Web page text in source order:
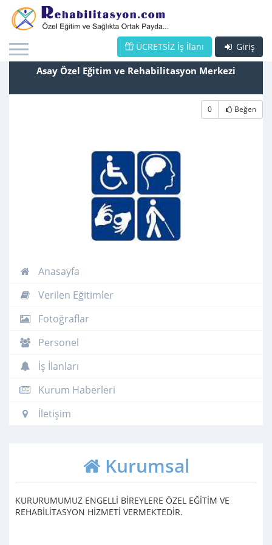
Giriş
ÜCRETSİZ İş İlanı
Asay Özel Eğitim ve Rehabilitasyon Merkezi
0 Beğen
Anasayfa
Verilen Eğitimler
Fotoğraflar
Personel
İş İlanları
Kurum Haberleri
İletişim
Kurumsal
KURURUMUMUZ ENGELLİ BİREYLERE ÖZEL EĞİTİM VE
REHABİLİTASYON HİZMETİ VERMEKTEDİR.